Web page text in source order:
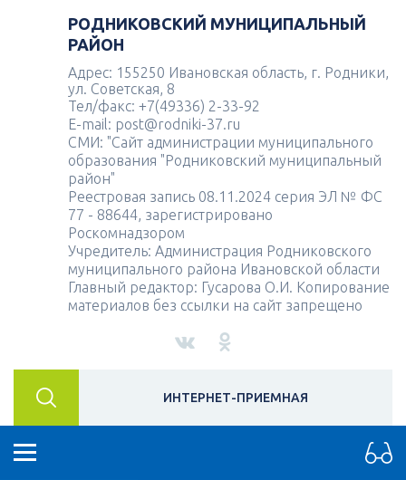
РОДНИКОВСКИЙ МУНИЦИПАЛЬНЫЙ
РАЙОН
Адрес: 155250 Ивановская область, г. Родники,
ул. Советская, 8
Тел/факс: +7(49336) 2-33-92
E-mail: post@rodniki-37.ru
СМИ: "Сайт администрации муниципального
образования "Родниковский муниципальный
район"
Реестровая запись 08.11.2024 серия ЭЛ № ФС
77 - 88644, зарегистрировано
Роскомнадзором
Учредитель: Администрация Родниковского
муниципального района Ивановской области
Главный редактор: Гусарова О.И. Копирование
материалов без ссылки на сайт запрещено
ИНТЕРНЕТ-ПРИЕМНАЯ